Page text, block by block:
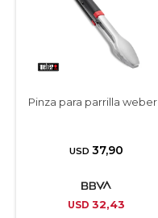
Pinza para parrilla weber
USD 37,90
USD 32,43